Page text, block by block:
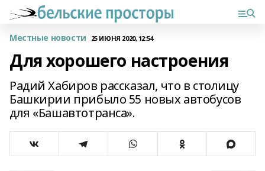
Местные новости 25 ИЮНЯ 2020, 12:54
Для хорошего настроения
Радий Хабиров рассказал, что в столицу
Башкирии прибыло 55 новых автобусов
для «Башавтотранса».